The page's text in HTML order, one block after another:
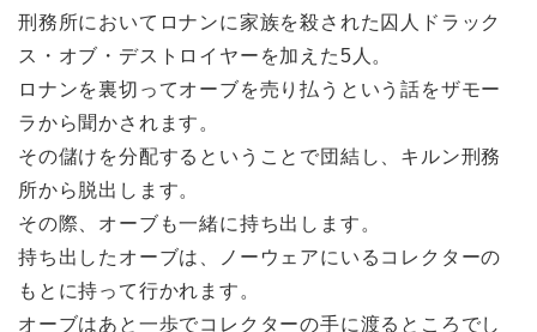
刑務所においてロナンに家族を殺された囚人ドラック
ス・オブ・デストロイヤーを加えた5人。
ロナンを裏切ってオーブを売り払うという話をザモー
ラから聞かされます。
その儲けを分配するということで団結し、キルン刑務
所から脱出します。
その際、オーブも一緒に持ち出します。
持ち出したオーブは、ノーウェアにいるコレクターの
もとに持って行かれます。
オーブはあと一歩でコレクターの手に渡るところでし